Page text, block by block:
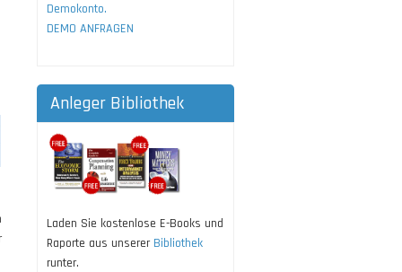
Demokonto.
DEMO ANFRAGEN
Anleger Bibliothek
Laden Sie kostenlose E-Books und
Raporte aus unserer Bibliothek
runter.